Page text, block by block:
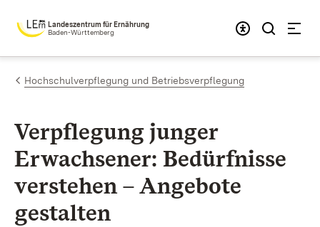
Zum Inhalt springen
Landeszentrum für Ernährung
Baden-Württemberg
Hochschulverpflegung und Betriebsverpflegung
Verpflegung junger
Erwachsener: Bedürfnisse
verstehen – Angebote
gestalten